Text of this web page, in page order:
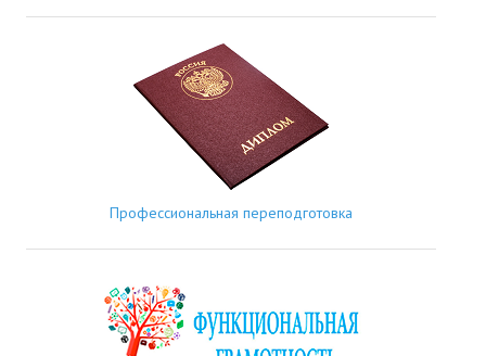
Профессиональная переподготовка